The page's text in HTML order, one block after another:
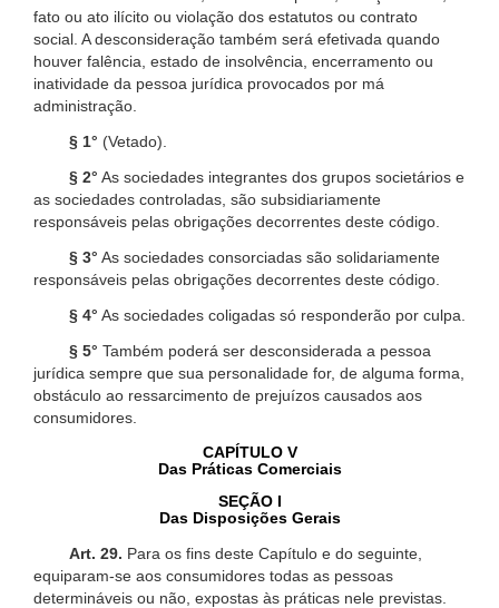
fato ou ato ilícito ou violação dos estatutos ou contrato
social. A desconsideração também será efetivada quando
houver falência, estado de insolvência, encerramento ou
inatividade da pessoa jurídica provocados por má
administração.
§ 1° (Vetado).
§ 2° As sociedades integrantes dos grupos societários e
as sociedades controladas, são subsidiariamente
responsáveis pelas obrigações decorrentes deste código.
§ 3° As sociedades consorciadas são solidariamente
responsáveis pelas obrigações decorrentes deste código.
§ 4° As sociedades coligadas só responderão por culpa.
§ 5° Também poderá ser desconsiderada a pessoa
jurídica sempre que sua personalidade for, de alguma forma,
obstáculo ao ressarcimento de prejuízos causados aos
consumidores.
CAPÍTULO V
Das Práticas Comerciais
SEÇÃO I
Das Disposições Gerais
Art. 29. Para os fins deste Capítulo e do seguinte,
equiparam-se aos consumidores todas as pessoas
determináveis ou não, expostas às práticas nele previstas.